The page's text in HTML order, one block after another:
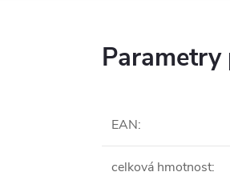
EAN:
celková hmotnost: